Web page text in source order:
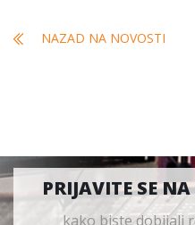
NAZAD NA NOVOSTI
PRIJAVITE SE
kako biste dobijali